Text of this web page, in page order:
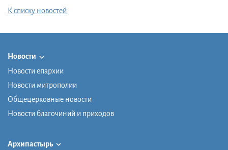
К списку новостей
Новости
Новости епархии
Новости митрополии
Общецерковные новости
Новости благочиний и приходов
Архипастырь